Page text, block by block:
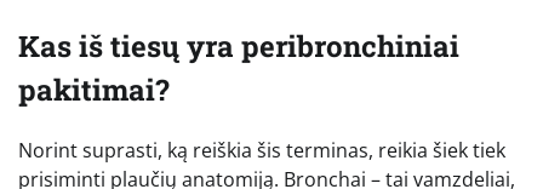
Kas iš tiesų yra peribronchiniai
pakitimai?
Norint suprasti, ką reiškia šis terminas, reikia šiek tiek
prisiminti plaučių anatomiją. Bronchai – tai vamzdeliai,